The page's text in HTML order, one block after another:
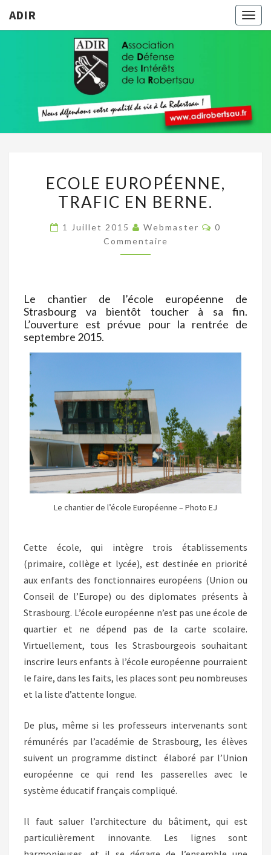
ADIR
ADIR
Votre
Qualité
De Vie À
Robertsau
EUROPÉENNE,
TRAFIC
BERNE.
ECOLE EUROPÉENNE,
TRAFIC EN BERNE.
1 Juillet 2015 Webmaster
0
Commentaire
Le chantier de l’école européenne de
Strasbourg va bientôt toucher à sa fin.
L’ouverture est prévue pour la rentrée de
septembre 2015.
Le chantier de l’école Européenne – Photo EJ
Cette école, qui intègre trois établissements
(primaire, collège et lycée), est destinée en priorité
aux enfants des fonctionnaires européens (Union ou
Conseil de l’Europe) ou des diplomates présents à
Strasbourg. L’école européenne n’est pas une école de
quartier et ne dépend pas de la carte scolaire.
Virtuellement, tous les Strasbourgeois souhaitant
inscrire leurs enfants à l’école européenne pourraient
le faire, dans les faits, les places sont peu nombreuses
et la liste d’attente longue.
De plus, même si les professeurs intervenants sont
rémunérés par l’académie de Strasbourg, les élèves
suivent un programme distinct élaboré par l’Union
européenne ce qui rend les passerelles avec le
système éducatif français compliqué.
Il faut saluer l’architecture du bâtiment, qui est
particulièrement innovante. Les lignes sont